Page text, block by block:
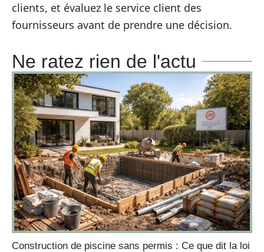
clients, et évaluez le service client des
fournisseurs avant de prendre une décision.
Ne ratez rien de l'actu
Construction de piscine sans permis : Ce que dit la loi